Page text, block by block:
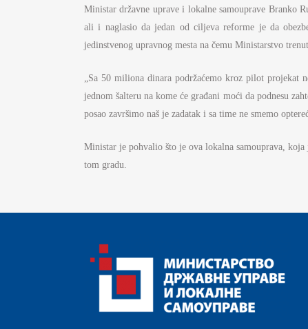
Ministar državne uprave i lokalne samouprave Branko
ali i naglasio da jedan od ciljeva reforme je da
jedinstvenog upravnog mesta na čemu Ministarstvo
„Sa 50 miliona dinara podržaćemo kroz pilot projekat
jednom šalteru na kome će građani moći da podnesu
posao završimo naš je zadatak i sa time ne smemo
Ministar je pohvalio što je ova lokalna samouprava,
tom gradu.